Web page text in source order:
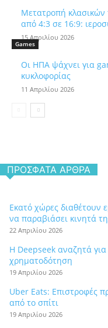
Μετατροπή κλασικών
από 4:3 σε 16:9:
15 Απριλίου 2026
Games
Οι ΗΠΑ ψάχνει για
κυκλοφορίας
11 Απριλίου 2026
ΠΡΌΣΦΑΤΑ ΆΡΘΡΑ
Εκατό χώρες διαθέτουν
να παραβιάσει κινητά
22 Απριλίου 2026
Η Deepseek αναζητά
χρηματοδότηση
19 Απριλίου 2026
Uber Eats: Επιστροφές
από το σπίτι
19 Απριλίου 2026